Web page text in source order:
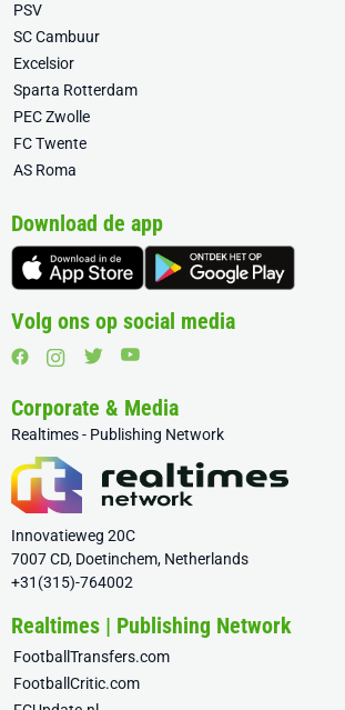
PSV
SC Cambuur
Excelsior
Sparta Rotterdam
PEC Zwolle
FC Twente
AS Roma
Download de app
Volg ons op social media
Corporate & Media
Realtimes - Publishing Network
Innovatieweg 20C
7007 CD, Doetinchem, Netherlands
+31(315)-764002
Realtimes | Publishing Network
FootballTransfers.com
FootballCritic.com